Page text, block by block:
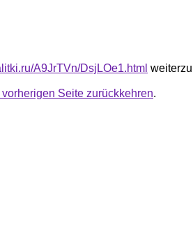
A9JrTVn/DsjLOe1.html
vorherigen Seite zurückkehren.